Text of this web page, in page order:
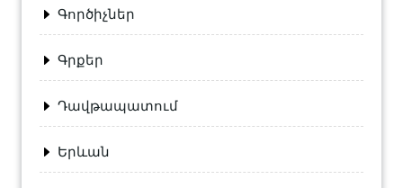
Գործիչներ
Գրքեր
Դավթապատում
Երևան